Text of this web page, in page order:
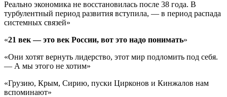
Реально экономика не восстановилась после 38 года. В
турбулентный период развития вступила, — в период распада
системных связей»
«21 век — это век России, вот это надо понимать»
«Они хотят вернуть лидерство, этот мир подломить под себя.
— А мы этого не хотим»
«Грузию, Крым, Сирию, пуски Цирконов и Кинжалов нам
вспоминают»